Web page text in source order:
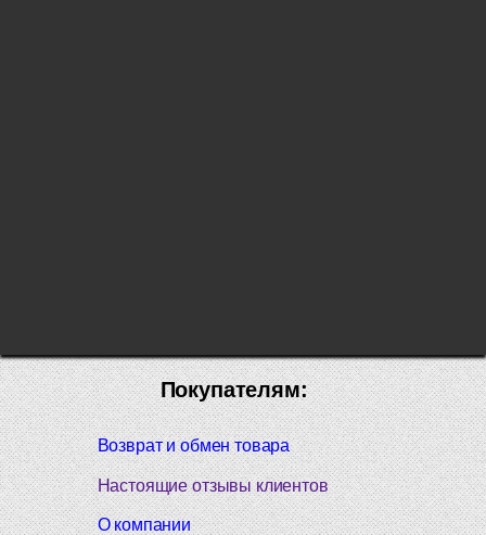
Покупателям:
Возврат и обмен товара
Настоящие отзывы клиентов
О компании